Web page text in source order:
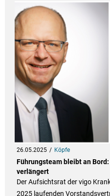
26.05.2025 Köpfe
Führungsteam bleibt an
verlängert
Der Aufsichtsrat der vigo
2025 laufenden